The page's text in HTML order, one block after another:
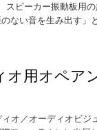
ピーカー振動板用
ない音を生み出す」
オ用オペ
オ／オーディオビジ